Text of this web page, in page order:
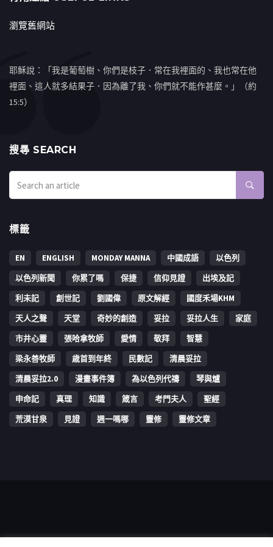
瀏覽舊網站
耶穌說：「我是葡萄樹、你們是枝子．常在我裡面的、我也常在他
裡面、這人就多結果子．因為離了我、你們就不能作甚麼。」（約
15:5）
搜㝷 SEARCH
標籤
EN ENGLISH MONDAY MANNA 中國成語
以色列
以色列新聞
你累了嗎 保捷 信仰見證
出埃及記
利未記
創世記 劉國偉 原文解經
國度禾場KHM
天人之聲
天堂 奇妙的創造 妥拉 妥拉人生
家庭
市井心靈
張哈拿牧師 愛情 敬拜
智慧
梁永善牧師
歳首到年終 民數記
清晨妥拉
清晨妥拉2.0
漫畫事件簿 為以色列代禱
琴與爐
申命記
真理 知識 箴言 考門夫人
聖經
荒漠甘泉
見證 週一嗎哪 靈修 靈修文章